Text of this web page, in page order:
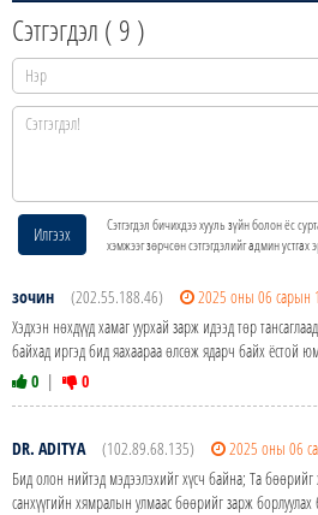
Сэтгэгдэл ( 9 )
Илгээх
Сэтгэгдэл бичихдээ хууль зүйн болон ёс
хэмжээг зөрчсөн сэтгэгдэлийг админ устгах
зочин (202.55.188.46)
2025 оны 06 сарын
Хэдхэн нөхдүүд хамаг уурхай зарж идээд төр
байхад иргэд бид яахаараа өлсөж ядарч байх ёстой
0 | 0
DR. ADITYA (102.89.68.135)
2025 оны 06
Бид олон нийтэд мэдээлэхийг хүсч байна; Та бөөрийг
санхүүгийн хямралын улмаас бөөрийг зарж